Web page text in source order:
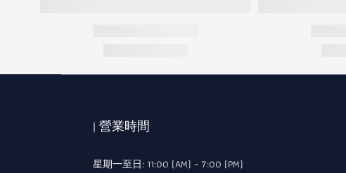
| 營業時間
星期一至日: 11:00 (AM) ~ 7:00 (PM)